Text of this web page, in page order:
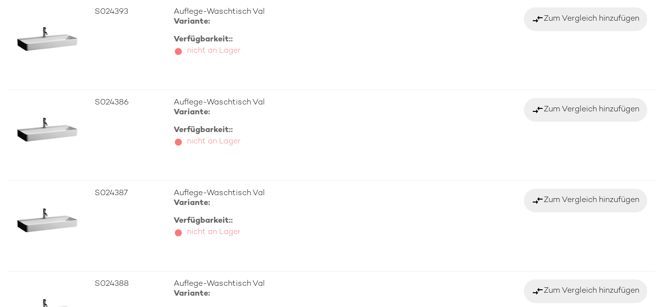
S024393
Auflege-Waschtisch Val
Variante:
Verfügbarkeit::
nicht an Lager
compare_arrowsZum Vergleich hinzufügen
S024386
Auflege-Waschtisch Val
Variante:
Verfügbarkeit::
nicht an Lager
compare_arrowsZum Vergleich hinzufügen
S024387
Auflege-Waschtisch Val
Variante:
Verfügbarkeit::
nicht an Lager
compare_arrowsZum Vergleich hinzufügen
S024388
Auflege-Waschtisch Val
Variante:
compare_arrowsZum Vergleich hinzufügen